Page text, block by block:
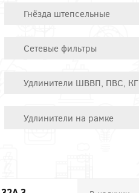
Гнёзда штепсельные
Сетевые фильтры
Удлинители ШВВП, ПВС, КГ
Удлинители на рамке